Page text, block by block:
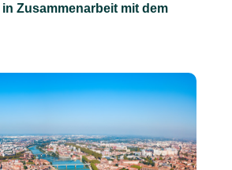
Zusammenarbeit mit dem